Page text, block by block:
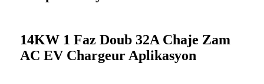
14KW 1 Faz Doub 32A Chaje Zam
AC EV Chargeur Aplikasyon